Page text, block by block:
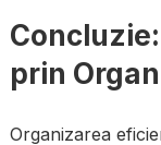
prin
Organizarea